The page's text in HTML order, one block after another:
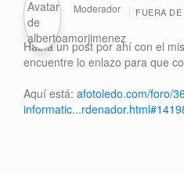
Moderador FUERA
Había un post por ahí con el
encuentre lo enlazo para que
Aquí está: afotoledo.com/foro/